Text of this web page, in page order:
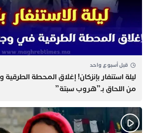
قبل أسبوع واحد
​ليلة استنفار بإنزكان! إغلاق المحطة
من اللحاق بـ”هروب سبتة”